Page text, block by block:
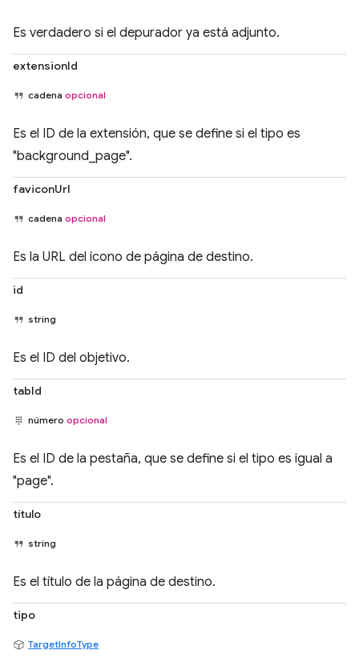
Es verdadero si el depurador ya está adjunto.
extensionId
cadena opcional
Es el ID de la extensión, que se define si el tipo es
"background_page".
faviconUrl
cadena opcional
Es la URL del ícono de página de destino.
id
string
Es el ID del objetivo.
tabId
número opcional
Es el ID de la pestaña, que se define si el tipo es igual a
"page".
título
string
Es el título de la página de destino.
tipo
TargetInfoType